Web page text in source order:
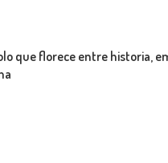
que florece entre historia,